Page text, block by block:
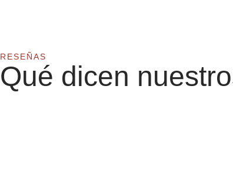
RESEÑAS
Qué dicen